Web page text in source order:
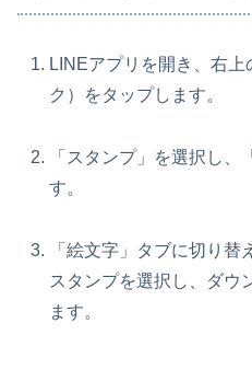
LINEアプリを開き、右
ク）をタップします。
「スタンプ」を選択し、
す。
「絵文字」タブに切り
スタンプを選択し、ダウ
ます。